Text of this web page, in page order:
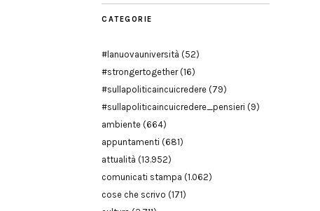
CATEGORIE
#lanuovauniversità (52)
#strongertogether(16)
#sullapoliticaincuicredere (79)
#sullapoliticaincuicredere_pensieri (9)
ambiente (664)
appuntamenti (681)
attualità (13.952)
comunicati stampa (1.062)
cose che scrivo (171)